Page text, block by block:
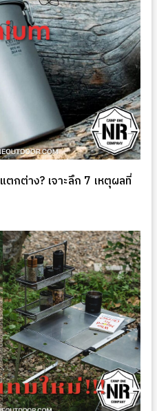
กต่าง? เจาะลึก 7 เหตุผลที่